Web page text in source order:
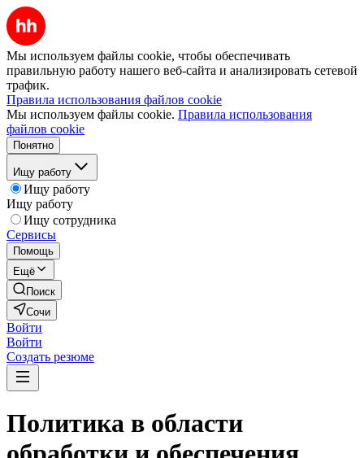
Мы используем файлы cookie, чтобы обеспечивать
правильную работу нашего веб-сайта и анализировать сетевой
трафик.
Правила использования файлов cookie
Мы используем файлы cookie. Правила использования
файлов cookie
Понятно
Ищу работу
Ищу работу
Ищу работу
Ищу сотрудника
Сервисы
Помощь
Ещё
Поиск
Сочи
Войти
Войти
Создать резюме
Политика в области